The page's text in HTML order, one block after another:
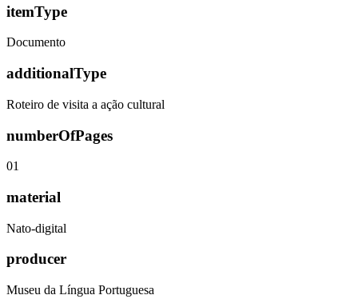
itemType
Documento
additionalType
Roteiro de visita a ação cultural
numberOfPages
01
material
Nato-digital
producer
Museu da Língua Portuguesa